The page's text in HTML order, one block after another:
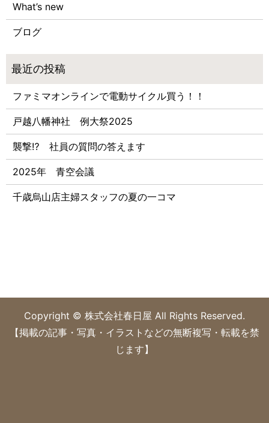
What’s new
ブログ
ファミマオンラインで電動サイクル買う！！
戸越八幡神社 例大祭2025
襲撃⁉ 社員の質問の答えます
2025年 青空会議
千歳烏山店主婦スタッフの夏の一コマ
Copyright © 株式会社春日屋 All Rights Reserved.
【掲載の記事・写真・イラストなどの無断複写・転載を禁
じます】